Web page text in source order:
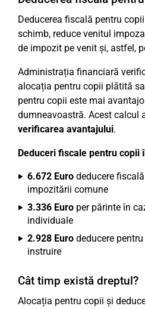
Deducerea fiscală pentru copii
schimb, reduce venitul
de impozit pe venit și, astfel,
Administrația financiară
alocația pentru copii plătită
pentru copii este mai
dumneavoastră. Acest calcul
verificarea avantajului.
Deduceri fiscale pentru copii
6.672 Euro deducere
impozitării comune
3.336 Euro per părinte în
individuale
2.928 Euro deducere
instruire
Cât timp există dreptul?
Alocația pentru copii și